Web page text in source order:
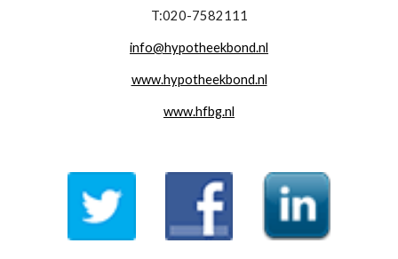
T:020-7582111
info@hypotheekbond.nl
www.hypotheekbond.nl
www.hfbg.nl